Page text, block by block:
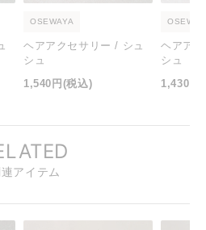
OSEWAYA
ヘアアクセサリー / シュ
シュ
1,540円 (税込)
ヘアア
シュ
1,430円
アイテム